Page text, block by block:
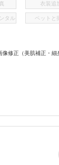
衣装追
タル ペットと
修正（美肌補正・細